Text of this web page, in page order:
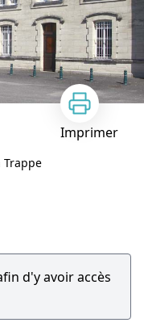
Imprimer
Trappe
d'y avoir accès